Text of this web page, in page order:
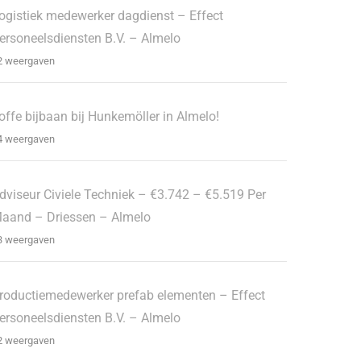
medewerker dagdienst – Effect
B.V. – Almelo
weergaven
bijbaan bij Hunkemöller in Almelo!
weergaven
Civiele Techniek – €3.742 – €5.519 Per
– Driessen – Almelo
weergaven
prefab elementen – Effect
B.V. – Almelo
weergaven